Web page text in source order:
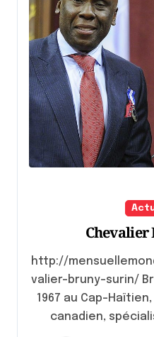
Chevalier
http://mensuellemonde.com/2016/10/26/che
valier-bruny-surin/
1967 au Cap-
canadien,